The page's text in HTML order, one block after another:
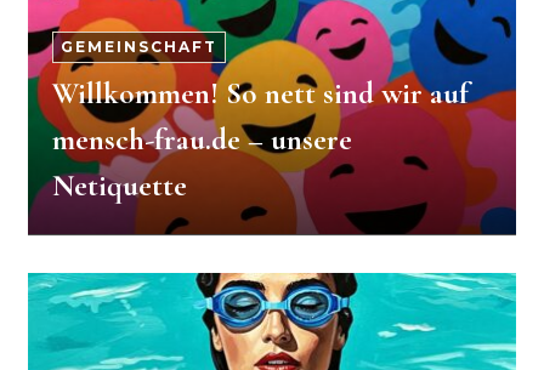
GEMEINSCHAFT
Willkommen! So nett sind wir auf
mensch-frau.de – unsere
Netiquette